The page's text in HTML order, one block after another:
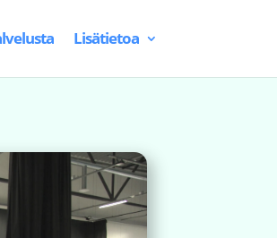
Lisätietoa